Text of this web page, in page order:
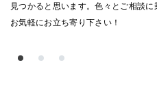
見つかると思います。色々とご相談に
お気軽にお立ち寄り下さい！